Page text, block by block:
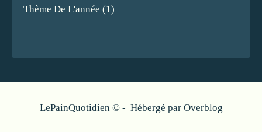
Thème De L'année (1)
LePainQuotidien © - Hébergé par Overblog